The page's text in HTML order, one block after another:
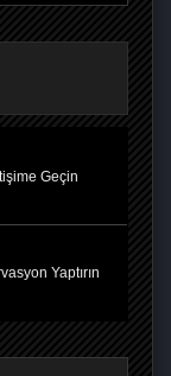
Geçin
Yaptırın